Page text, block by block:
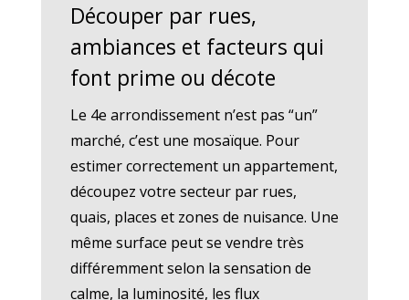
Découper par rues,
ambiances et facteurs qui
font prime ou décote
Le 4e arrondissement n’est pas “un”
marché, c’est une mosaïque. Pour
estimer correctement un appartement,
découpez votre secteur par rues,
quais, places et zones de nuisance. Une
même surface peut se vendre très
différemment selon la sensation de
calme, la luminosité, les flux